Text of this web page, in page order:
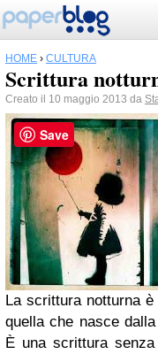
HOME › CULTURA
Scrittura
Creato il 10 maggio 2013 da
La scrittura notturna
quella che nasce
È una scrittura
Save